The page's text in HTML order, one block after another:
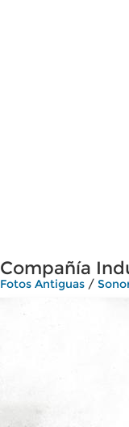
Compañía
Fotos Antiguas /